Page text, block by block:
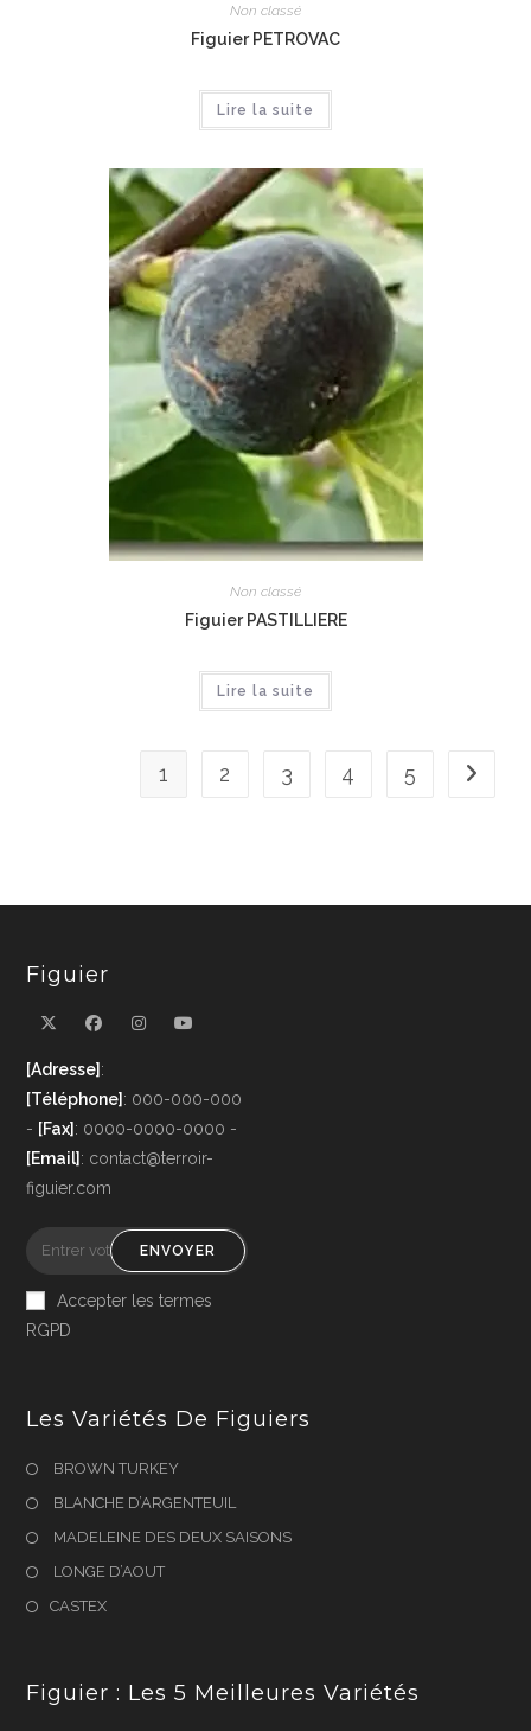
Non classé
Figuier PETROVAC
Lire la suite
Non classé
Figuier PASTILLIERE
Lire la suite
1 2 3 4 5
Figuier
[Adresse] :
[Téléphone] : 000-000-000
- [Fax] : 0000-0000-0000 -
[Email] : contact@terroir-
figuier.com
ENVOYER
Accepter les termes
RGPD
Les Variétés De Figuiers
BROWN TURKEY
BLANCHE D’ARGENTEUIL
MADELEINE DES DEUX SAISONS
LONGE D’AOUT
CASTEX
Figuier : Les 5 Meilleures Variétés